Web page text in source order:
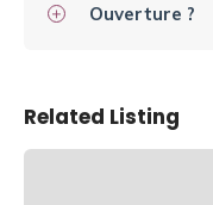
Ouverture ?
Related Listing